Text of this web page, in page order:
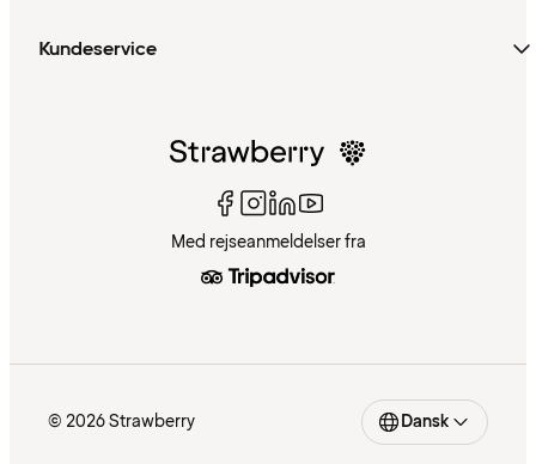
Kundeservice
Med rejseanmeldelser fra
© 2026 Strawberry Dansk